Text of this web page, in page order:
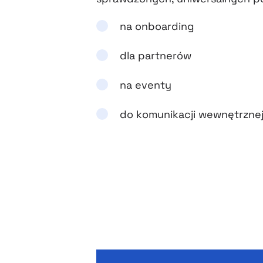
na onboarding
dla partnerów
na eventy
do komunikacji wewnętrznej